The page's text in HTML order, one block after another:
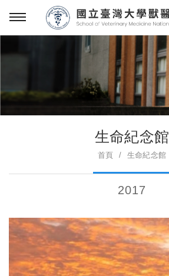
生命紀念館
首頁 生命紀念館
2017